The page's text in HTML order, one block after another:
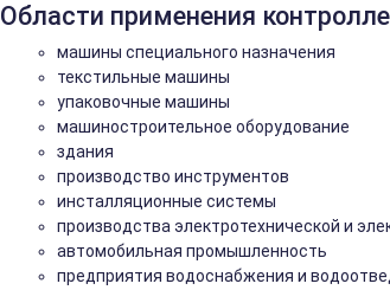
Области применения
машины специального назначения
текстильные машины
упаковочные машины
машиностроительное оборудование
здания
производство инструментов
инсталляционные системы
производства электротехнической и
автомобильная промышленность
предприятия водоснабжения и